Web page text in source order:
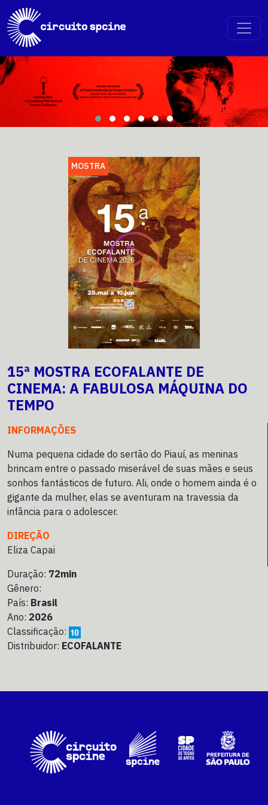
MOSTRA
15ª MOSTRA ECOFALANTE DE
CINEMA: A FABULOSA MÁQUINA DO
TEMPO
INFORMAÇÕES
Numa pequena cidade do sertão do Piauí, as meninas
brincam entre o passado miserável de suas mães e seus
sonhos fantásticos de futuro. Ali, onde o homem ainda é o
gigante da mulher, elas se aventuram na travessia da
infância para o adolescer.
DIREÇÃO
Eliza Capai
Duração: 72min
Gênero:
País: Brasil
Ano: 2026
Classificação:
Distribuidor: ECOFALANTE